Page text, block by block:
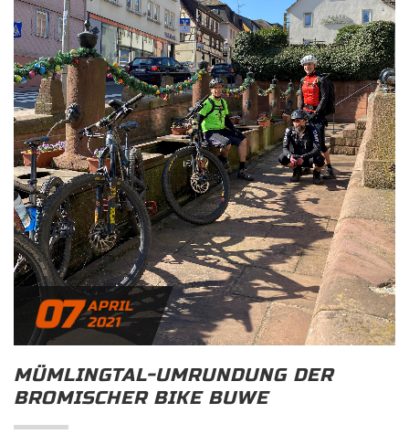
07 APRIL
2021
MÜMLINGTAL-UMRUNDUNG DER
BROMISCHER BIKE BUWE